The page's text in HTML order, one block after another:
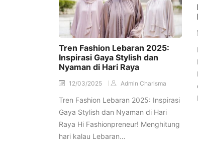
Tren Fashion Lebaran 2025:
Inspirasi Gaya Stylish dan
Nyaman di Hari Raya
12/03/2025 Admin Charisma
Tren Fashion Lebaran 2025: Inspirasi
Gaya Stylish dan Nyaman di Hari
Raya Hi Fashionpreneur! Menghitung
hari kalau Lebaran…